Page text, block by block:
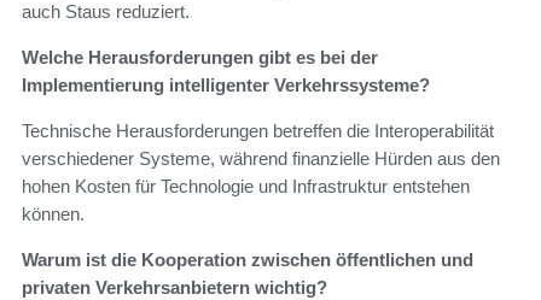
auch Staus reduziert.
Welche Herausforderungen gibt es bei der
Implementierung intelligenter Verkehrssysteme?
Technische Herausforderungen betreffen die Interoperabilität
verschiedener Systeme, während finanzielle Hürden aus den
hohen Kosten für Technologie und Infrastruktur entstehen
können.
Warum ist die Kooperation zwischen öffentlichen und
privaten Verkehrsanbietern wichtig?